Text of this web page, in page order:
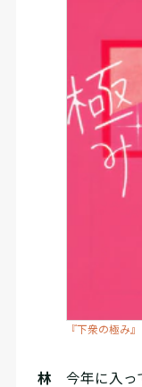
『下衆の極み
林 今年に入っ